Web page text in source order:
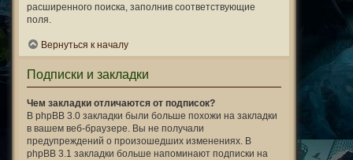
расширенного поиска, заполнив соответствующие
поля.
Вернуться к началу
Подписки и закладки
Чем закладки отличаются от подписок?
В phpBB 3.0 закладки были больше похожи на закладки
в вашем веб-браузере. Вы не получали
предупреждений о произошедших изменениях. В
phpBB 3.1 закладки больше напоминают подписки на